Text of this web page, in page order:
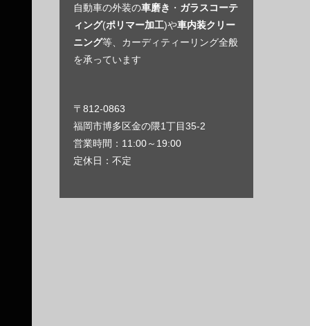
自動車の外装の車磨き ・ ガラスコーテ
ィング(ポリマー加工)や車内装クリー
ニング等、カーディティーリング全般
を承っています
〒812-0863
福岡市博多区金の隈1丁目35-2
営業時間：11:00～19:00
定休日：不定